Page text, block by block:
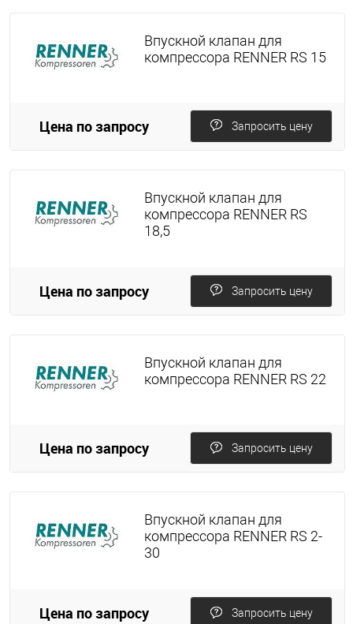
Впускной клапан для
компрессора RENNER RS 15
Цена по запросу Запросить цену
Впускной клапан для
компрессора RENNER RS
18,5
Цена по запросу Запросить цену
Впускной клапан для
компрессора RENNER RS 22
Цена по запросу Запросить цену
Впускной клапан для
компрессора RENNER RS 2-
30
Цена по запросу Запросить цену